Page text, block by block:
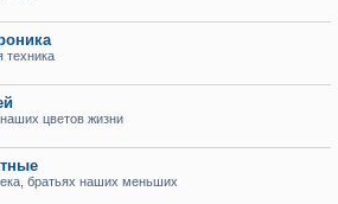
техника
цветов жизни
братьях наших меньших